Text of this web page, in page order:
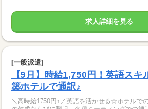
求人詳細を見る
[一般派遣]
【9月】時給1,750円！英語ス
築ホテルで通訳♪
＼高時給1750円↑／英語を活かせる☆ホテルで